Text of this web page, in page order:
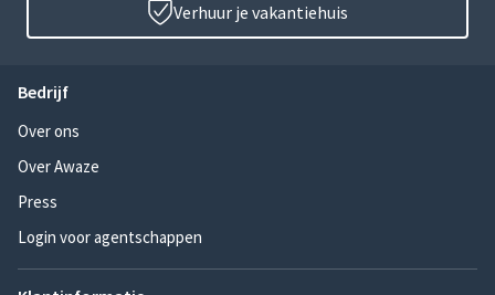
Verhuur je vakantiehuis
Bedrijf
Over ons
Over Awaze
Press
Login voor agentschappen